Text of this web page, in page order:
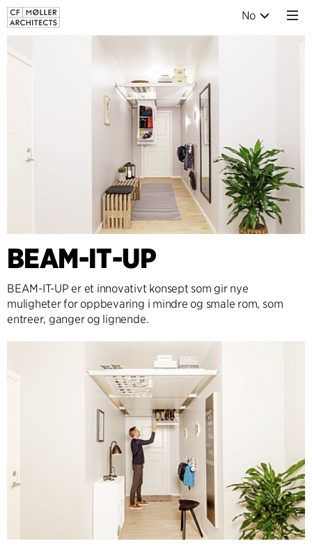
No
BEAM-IT-UP
BEAM-IT-UP er et innovativt konsept som gir nye
muligheter for oppbevaring i mindre og smale rom, som
entreer, ganger og lignende.